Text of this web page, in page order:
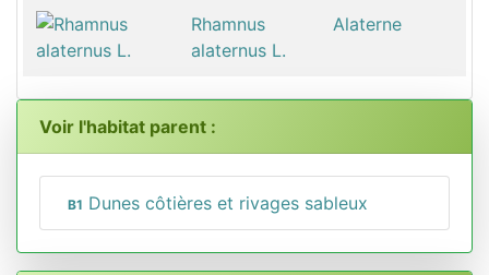
Rhamnus
alaternus L.
Alaterne
Voir l'habitat parent :
B1 Dunes côtières et rivages sableux